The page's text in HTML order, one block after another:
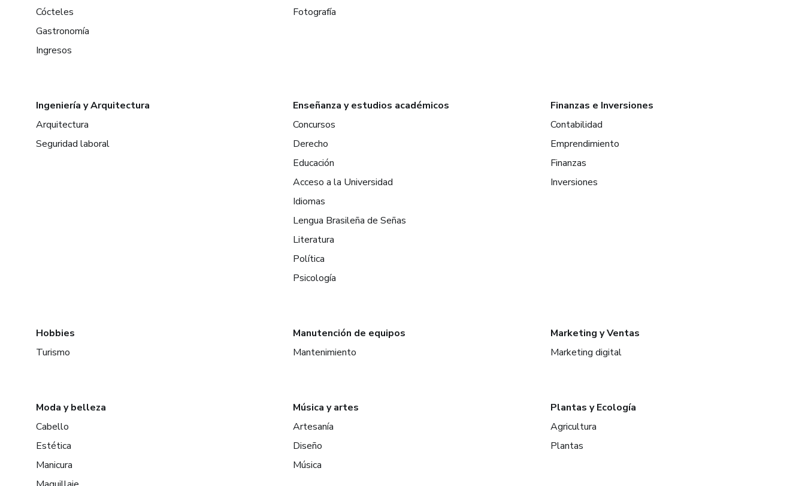
Cócteles
Gastronomía
Ingresos
Fotografía
Ingeniería y Arquitectura
Arquitectura
Seguridad laboral
Enseñanza y estudios académicos
Concursos
Derecho
Educación
Acceso a la Universidad
Idiomas
Lengua Brasileña de Señas
Literatura
Política
Psicología
Finanzas e Inversiones
Contabilidad
Emprendimiento
Finanzas
Inversiones
Hobbies
Turismo
Manutención de equipos
Mantenimiento
Marketing y Ventas
Marketing digital
Moda y belleza
Cabello
Estética
Manicura
Música y artes
Artesanía
Diseño
Música
Plantas y Ecología
Agricultura
Plantas